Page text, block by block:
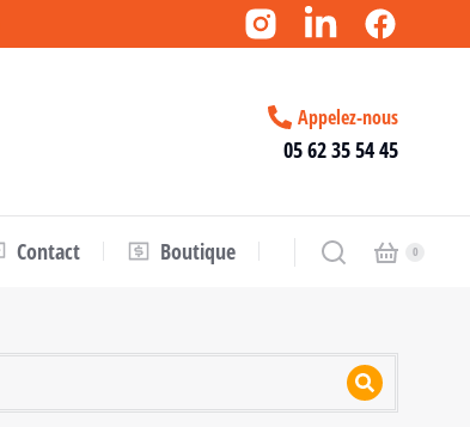
Appelez-nous
05 62 35 54 45
Contact Boutique